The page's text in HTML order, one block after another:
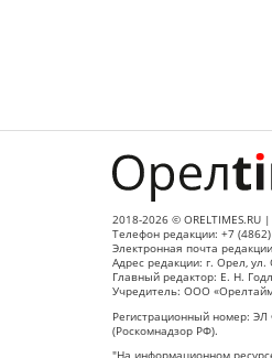
2018-2026 ©
Телефон редакции: +7
Электронная почта
Адрес редакции: г. Орел,
Главный редактор: Е. Н.
Учредитель: ООО
Регистрационный номер:
(Роскомнадзор РФ).